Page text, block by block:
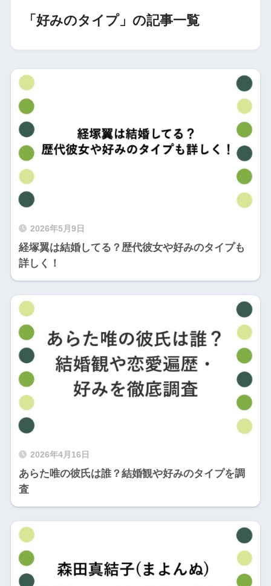
「好みのタイプ」の記事一覧
2026年5月9日
経塚翼は結婚してる？歴代彼女や好みのタイプも
詳しく！
2026年4月16日
あらた唯の彼氏は誰？結婚観や好みのタイプを調
査